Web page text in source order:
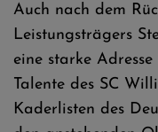
Auch nach dem
Leistungsträgers
eine starke
Talente des SC
Kaderlisten des